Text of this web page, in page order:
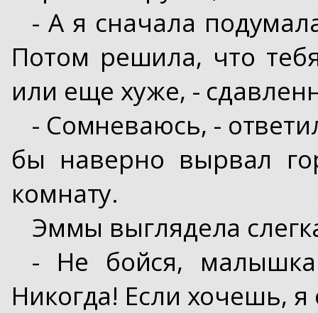
- А я сначала
Потом решила, что
или еще хуже, -
- Сомневаюсь, -
бы наверно вырвал
комнату.
Эммы выглядела
- Не бойся,
Никогда! Если хочешь,